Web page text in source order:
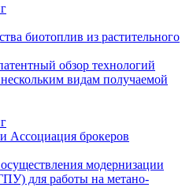
биотоплив из растительного
обзор технологий
видам получаемой
брокеров
модернизации
для работы на метано-